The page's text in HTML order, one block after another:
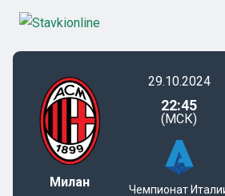
Милан
29.10.2024
22:45
(МСК)
Чемпионат